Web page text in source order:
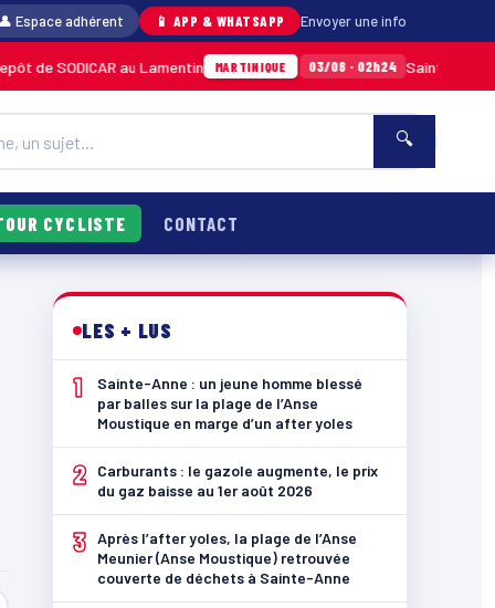
Espace adhérent 📱 APP & WHATSAPP Envoyer une info
au Lamentin MARTINIQUE 03/08 · 02h24 Sainte-Anne : un jeune
🔍
CYCLISTE CONTACT
LES + LUS
1
Sainte-Anne : un jeune homme blessé
par balles sur la plage de l’Anse
Moustique en marge d’un after yoles
2
Carburants : le gazole augmente, le prix
du gaz baisse au 1er août 2026
3 Après l’after yoles, la plage de l’Anse
Meunier (Anse Moustique) retrouvée
couverte de déchets à Sainte-Anne